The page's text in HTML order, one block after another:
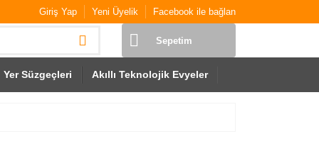
Giriş Yap Yeni Üyelik Facebook ile bağlan
Sepetim
Yer Süzgeçleri Akıllı Teknolojik Evyeler